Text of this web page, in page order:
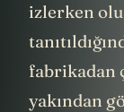
izlerken
fabrikadan
yakından